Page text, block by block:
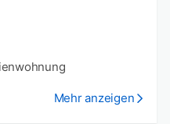
Mehr anzeigen